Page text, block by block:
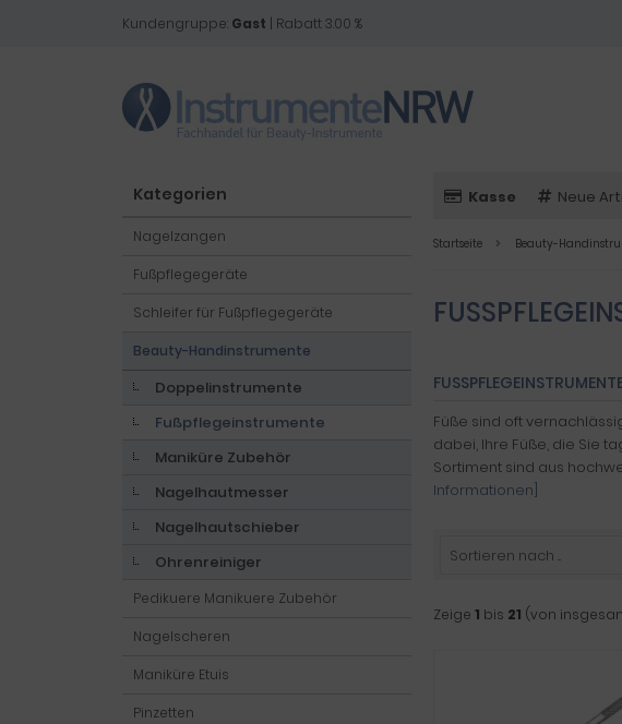
Kundengruppe: Gast | Rabatt 3.00 %
Kasse Neue
Startseite Beauty-
Füße sind oft
dabei, Ihre Füße, die Sie
Sortiment sind aus
Informationen]
Sortieren nach ...
Zeige 1 bis 21 (von
Kategorien
Nagelzangen
Fußpflegegeräte
Schleifer für Fußpflegegeräte
Beauty-Handinstrumente
Doppelinstrumente
Fußpflegeinstrumente
Maniküre Zubehör
Nagelhautmesser
Nagelhautschieber
Ohrenreiniger
Pedikuere Manikuere Zubehör
Nagelscheren
Maniküre Etuis
Pinzetten